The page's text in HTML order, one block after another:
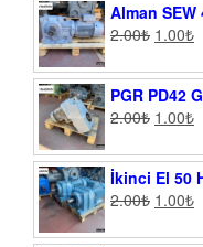
Alman
2.00₺ 1.00₺
PGR PD42
2.00₺ 1.00₺
İkinci El 50
2.00₺ 1.00₺